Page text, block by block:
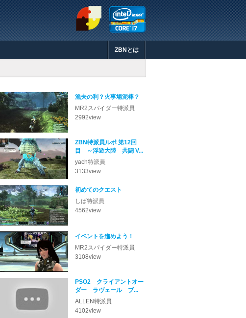
ZBNとは
漁夫の利？火事場泥棒？
2992view
MR2スパイダー
ZBN特派員ルポ 第12回
目 ～浮遊大陸 共闘 V...
3133view
yach
初めてのクエスト
4562view
しば
イベントを進めよう！
3108view
MR2スパイダー
PSO2 クライアントオー
ダー ラヴェール ブ...
4102view
ALLEN